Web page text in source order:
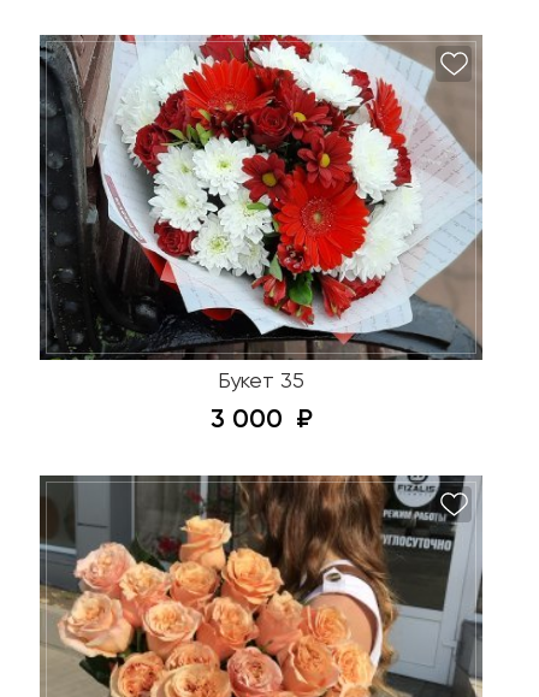
Букет 35
3 000